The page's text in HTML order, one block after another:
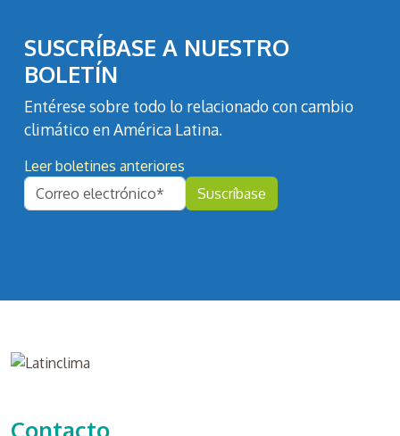
SUSCRÍBASE A NUESTRO
BOLETÍN
Entérese sobre todo lo relacionado con cambio
climático en América Latina.
Leer boletines anteriores
Contacto